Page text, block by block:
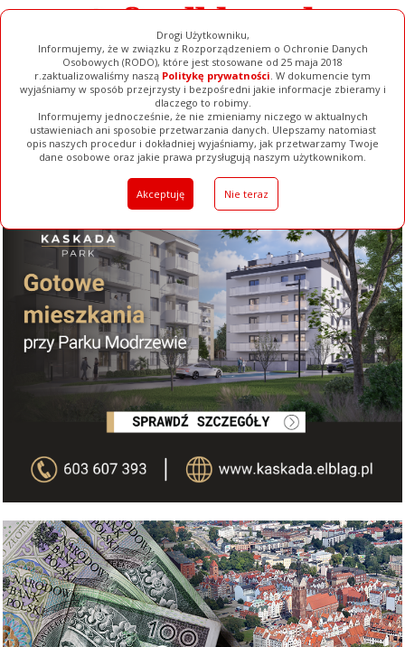
Drogi Użytkowniku,
Informujemy, że w związku z Rozporządzeniem o Ochronie Danych
Osobowych (RODO), które jest stosowane od 25 maja 2018
r.zaktualizowaliśmy naszą Politykę prywatności. W dokumencie tym
wyjaśniamy w sposób przejrzysty i bezpośredni jakie informacje zbieramy i
dlaczego to robimy.
Informujemy jednocześnie, że nie zmieniamy niczego w aktualnych
ustawieniach ani sposobie przetwarzania danych. Ulepszamy natomiast
opis naszych procedur i dokładniej wyjaśniamy, jak przetwarzamy Twoje
dane osobowe oraz jakie prawa przysługują naszym użytkownikom.
Akceptuję Nie teraz
Ogłoszenia Filmy Galerie Baza Firm Pełna Wersja